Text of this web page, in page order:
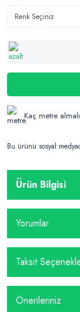
Kaç metre
Bu ürünü sosyal
Ürün Bilgisi
Yorumlar
Taksit
Önerileriniz